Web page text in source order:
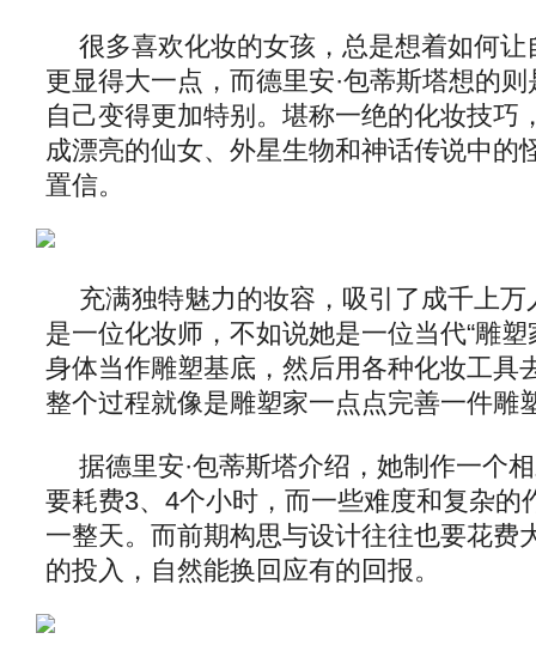
很多喜欢化妆的女孩，总是想着如何
更显得大一点，而德里安·包蒂斯塔想的
自己变得更加特别。堪称一绝的化妆技巧
成漂亮的仙女、外星生物和神话传说中的
置信。
充满独特魅力的妆容，吸引了成千上
是一位化妆师，不如说她是一位当代“雕
身体当作雕塑基底，然后用各种化妆工具
整个过程就像是雕塑家一点点完善一件雕
据德里安·包蒂斯塔介绍，她制作一个
要耗费3、4个小时，而一些难度和复杂的
一整天。而前期构思与设计往往也要花费
的投入，自然能换回应有的回报。